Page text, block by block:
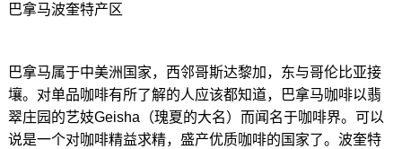
巴拿马波奎特产区
巴拿马属于中美洲国家，西邻哥斯达黎加，东与哥伦比亚接
壤。对单品咖啡有所了解的人应该都知道，巴拿马咖啡以翡
翠庄园的艺妓Geisha（瑰夏的大名）而闻名于咖啡界。可以
说是一个对咖啡精益求精，盛产优质咖啡的国家了。波奎特